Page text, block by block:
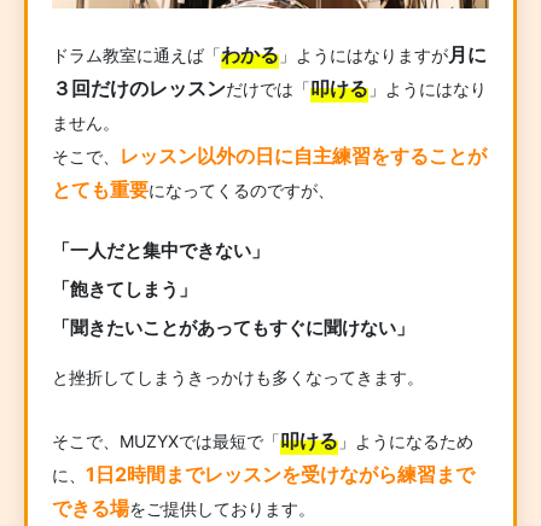
ドラム教室に通えば「わかる」ようにはなりますが月に
３回だけのレッスンだけでは「叩ける」ようにはなり
ません。
そこで、
レッスン以外の日に自主練習をすることが
とても重要になってくるのですが、
「一人だと集中できない」
「飽きてしまう」
「聞きたいことがあってもすぐに聞けない」
と挫折してしまうきっかけも多くなってきます。
そこで、MUZYXでは最短で「叩ける」ようになるため
に、 1日2時間までレッスンを受けながら練習まで
できる場をご提供しております。